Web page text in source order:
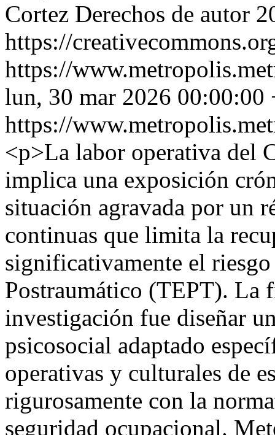
Cortez Derechos de autor
https://
https://
lun, 30 mar 2026 00:00:00
https://
<p>La labor operativa del
implica una exposición
situación agravada por un
continuas que limita la
significativamente el
Postraumático (TEPT). La
investigación fue diseñar
psicosocial adaptado
operativas y culturales de
rigurosamente con la
seguridad ocupacional.